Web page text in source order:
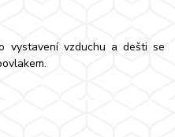
vystavení vzduchu a dešti se